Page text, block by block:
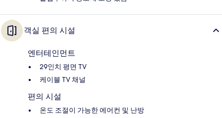
객실 편의 시설
엔터테인먼트
29인치 평면 TV
케이블 TV 채널
편의 시설
온도 조절이 가능한 에어컨 및 난방